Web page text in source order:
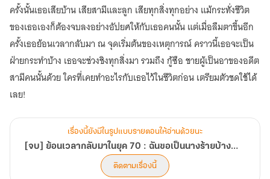
บ้าง
แล้ว
กัน!
เล่ม
1
70
:
ฉัน
ขอ
เป็น
นาง
ร้าย
ครั้งนั้นเธอเสียบ้าน เสียสามีและลูก เสียทุกสิ่งทุกอย่าง แม้กระทั่งชีวิต
ของเธอเองก็ต้องจบลงอย่างอัปยศให้กับเธอคนนั้น แต่เมื่อลืมตาขึ้นอีก
ครั้งเธอย้อนเวลากลับมา ณ จุดเริ่มต้นของเหตุการณ์ คราวนี้เธอจะเป็น
ฝ่ายกระทำบ้าง เธอจะช่วงชิงทุกสิ่งมา รวมถึง กู้ซือ ชายผู้เป็นอาของอดีต
สามีคนนั้นด้วย ใครที่เคยทำอะไรกับเธอไว้ในชีวิตก่อน เตรียมตัวชดใช้ได้
เลย!
เรื่องนี้ยังมีในรูปแบบรายตอนให้อ่านด้วยนะ
[จบ] ย้อนเวลากลับมาในยุค 70 : ฉันขอเป็นนางร้ายบ้างแล้วกัน!
ติดตามเรื่องนี้